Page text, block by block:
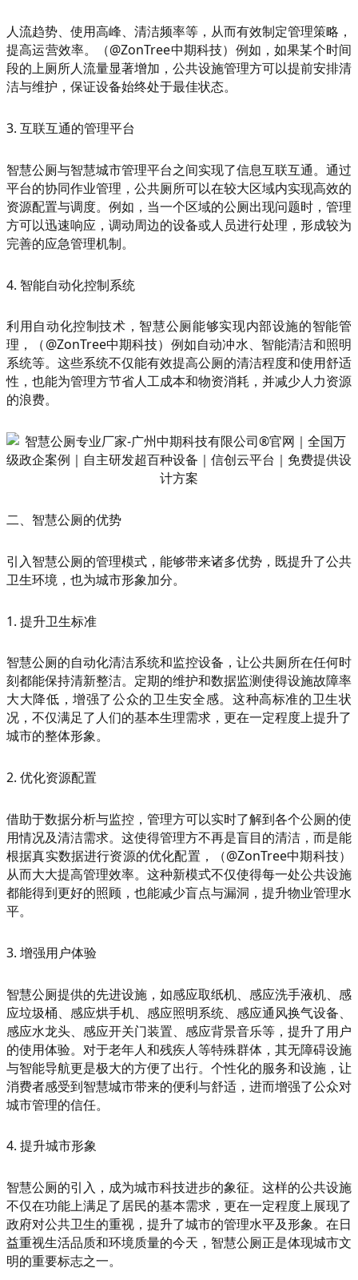
人流趋势、使用高峰、清洁频率等，从而有效制定管理策略，
提高运营效率。（@ZonTree中期科技）例如，如果某个时间
段的上厕所人流量显著增加，公共设施管理方可以提前安排清
洁与维护，保证设备始终处于最佳状态。
3. 互联互通的管理平台
智慧公厕与智慧城市管理平台之间实现了信息互联互通。通过
平台的协同作业管理，公共厕所可以在较大区域内实现高效的
资源配置与调度。例如，当一个区域的公厕出现问题时，管理
方可以迅速响应，调动周边的设备或人员进行处理，形成较为
完善的应急管理机制。
4. 智能自动化控制系统
利用自动化控制技术，智慧公厕能够实现内部设施的智能管
理，（@ZonTree中期科技）例如自动冲水、智能清洁和照明
系统等。这些系统不仅能有效提高公厕的清洁程度和使用舒适
性，也能为管理方节省人工成本和物资消耗，并减少人力资源
的浪费。
二、智慧公厕的优势
引入智慧公厕的管理模式，能够带来诸多优势，既提升了公共
卫生环境，也为城市形象加分。
1. 提升卫生标准
智慧公厕的自动化清洁系统和监控设备，让公共厕所在任何时
刻都能保持清新整洁。定期的维护和数据监测使得设施故障率
大大降低，增强了公众的卫生安全感。这种高标准的卫生状
况，不仅满足了人们的基本生理需求，更在一定程度上提升了
城市的整体形象。
2. 优化资源配置
借助于数据分析与监控，管理方可以实时了解到各个公厕的使
用情况及清洁需求。这使得管理方不再是盲目的清洁，而是能
根据真实数据进行资源的优化配置，（@ZonTree中期科技）
从而大大提高管理效率。这种新模式不仅使得每一处公共设施
都能得到更好的照顾，也能减少盲点与漏洞，提升物业管理水
平。
3. 增强用户体验
智慧公厕提供的先进设施，如感应取纸机、感应洗手液机、感
应垃圾桶、感应烘手机、感应照明系统、感应通风换气设备、
感应水龙头、感应开关门装置、感应背景音乐等，提升了用户
的使用体验。对于老年人和残疾人等特殊群体，其无障碍设施
与智能导航更是极大的方便了出行。个性化的服务和设施，让
消费者感受到智慧城市带来的便利与舒适，进而增强了公众对
城市管理的信任。
4. 提升城市形象
智慧公厕的引入，成为城市科技进步的象征。这样的公共设施
不仅在功能上满足了居民的基本需求，更在一定程度上展现了
政府对公共卫生的重视，提升了城市的管理水平及形象。在日
益重视生活品质和环境质量的今天，智慧公厕正是体现城市文
明的重要标志之一。